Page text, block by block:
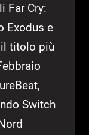
Far Cry:
Exodus e
il titolo più
Switch